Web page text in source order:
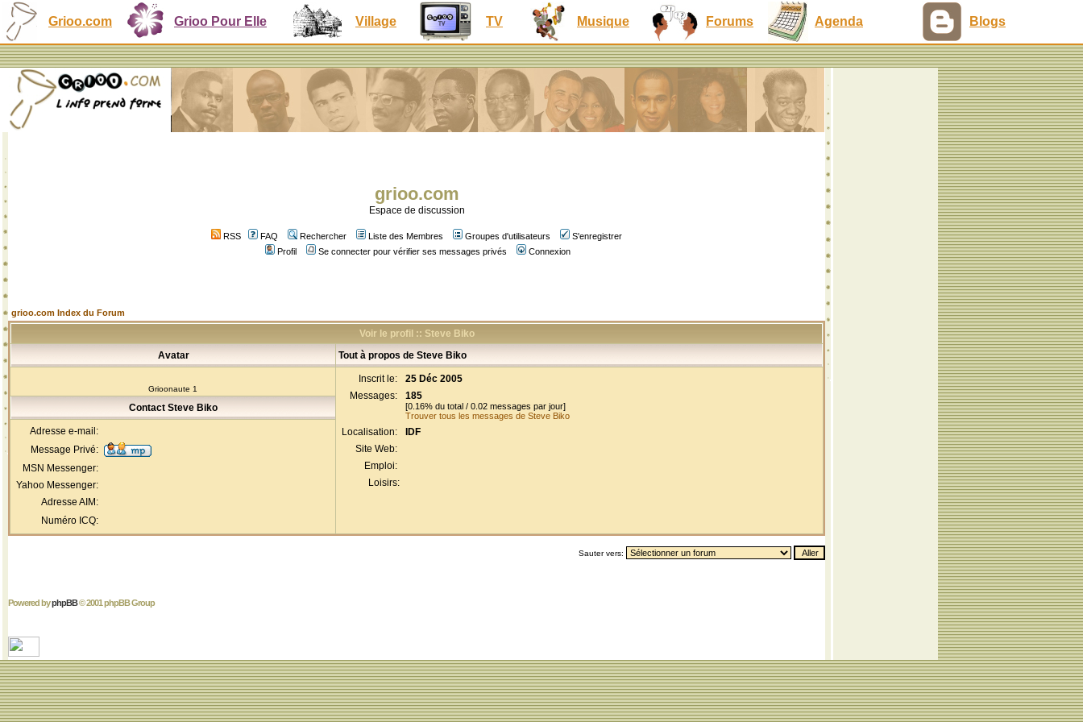
Grioo.com Grioo Pour Elle Village TV Musique Forums Agenda Blogs
grioo.com
Espace de discussion
RSS FAQ Rechercher Liste des Membres Groupes d'utilisateurs
S'enregistrer
Profil
Se connecter pour vérifier ses messages privés Connexion
grioo.com Index du Forum
Voir le profil :: Steve Biko
Avatar
Tout à propos de Steve Biko
Grioonaute 1
Inscrit le:
25 Déc 2005
Messages:
185
[0.16% du total / 0.02 messages par jour]
Trouver tous les messages de Steve Biko
Localisation:
IDF
Site Web:
Emploi:
Loisirs:
Contact Steve Biko
Adresse e-mail:
Message Privé:
MSN Messenger:
Yahoo Messenger:
Adresse AIM:
Numéro ICQ:
Sauter vers:
Powered byphpBB© 2001 phpBB Group